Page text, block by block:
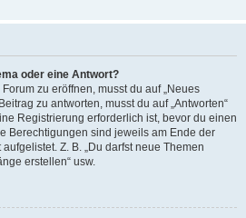
oder eine Antwort?
zu eröffnen, musst du auf „Neues
zu antworten, musst du auf „Antworten“
Registrierung erforderlich ist, bevor du einen
Berechtigungen sind jeweils am Ende der
Z. B. „Du darfst neue Themen
erstellen“ usw.